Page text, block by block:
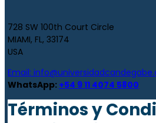
728 SW 100th Court Circle
MIAMI, FL, 33174
USA
Email:
WhatsApp: +54 9 11 4074 5800
Términos y